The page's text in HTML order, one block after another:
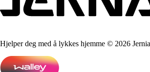
Hjelper deg med å lykkes hjemme © 2026 Jernia